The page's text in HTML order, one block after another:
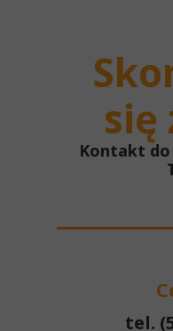
tel.
się
Kontakt do